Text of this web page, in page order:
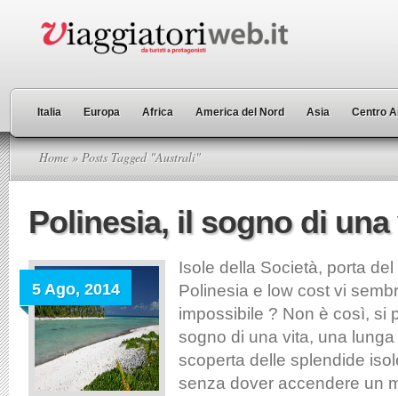
Italia Europa Africa America del Nord Asia Centro
Home » Posts Tagged "Australi"
Polinesia, il sogno di una
5 Ago, 2014
Isole della Società, porta
Polinesia e low cost vi
impossibile ? Non è così, si
sogno di una vita, una
scoperta delle splendide
senza dover accendere un